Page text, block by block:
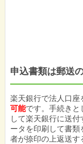
申込書類は郵送
楽天銀行で法人口座
可能です。手続きと
して楽天銀行に送
ータを印刷して書
者が捺印の上返送す